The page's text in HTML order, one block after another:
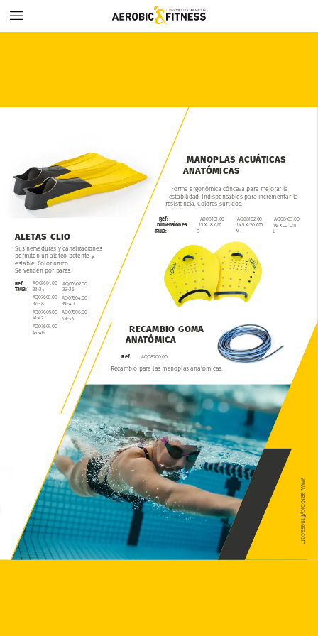
www.aerobicyfitness.com
ALETAS CLIO
Sus nervaduras y canalizaciones
permiten un aleteo potente y
estable. Color único.
Se venden por pares.
Ref:
Talla:
AQ07601.00
33-34
AQ07602.00
35-36
AQ07603.00
37-38
AQ07604.00
39-40
AQ07605.00
41-42
AQ07606.00
43-44
AQ07607.00
45-46
Forma ergonómica cóncava para mejorar la
estabilidad. Indispensables para incrementar la
resistencia. Colores surtidos.
MANOPLAS ACUÁTICAS
ANATÓMICAS
Ref:
Dimensiones:
Talla:
AQ08101.00
13 x 18 cm
S
AQ08102.00
14,5 x 20 cm
M
AQ08103.00
16 x 22 cm
L
Recambio para las manoplas anatómicas.
RECAMBIO GOMA
ANATÓMICA
Ref: AQ08200.00